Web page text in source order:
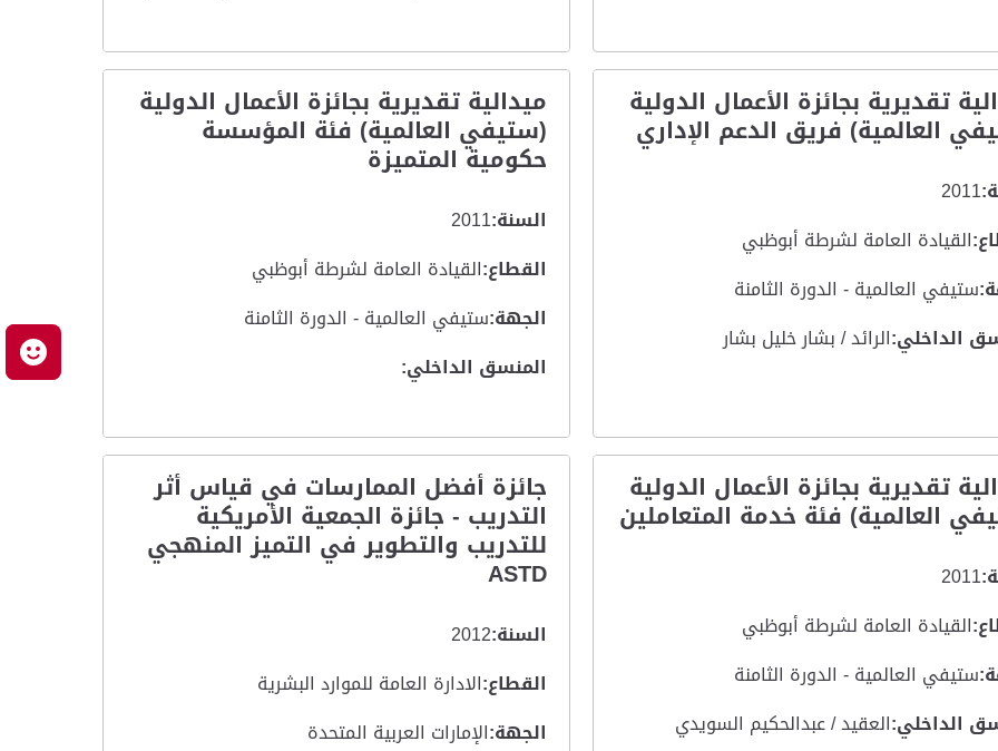
تقديرية بجائزة الأعمال الدولية
العالمية) فريق الدعم الإداري
2011
القيادة العامة لشرطة أبوظبي
ستيفي العالمية - الدورة الثامنة
الداخلي:الرائد / بشار خليل بشار
ميدالية تقديرية بجائزة الأعمال الدولية
(ستيفي العالمية) فئة المؤسسة
حكومية المتميزة
السنة:2011
القطاع:القيادة العامة لشرطة أبوظبي
الجهة:ستيفي العالمية - الدورة الثامنة
المنسق الداخلي:
تقديرية بجائزة الأعمال الدولية
العالمية) فئة خدمة المتعاملين
2011
القيادة العامة لشرطة أبوظبي
ستيفي العالمية - الدورة الثامنة
الداخلي:العقيد / عبدالحكيم السويدي
جائزة أفضل الممارسات في قياس أثر
التدريب - جائزة الجمعية الأمريكية
للتدريب والتطوير في التميز المنهجي
ASTD
السنة:2012
القطاع:الادارة العامة للموارد البشرية
الجهة:الإمارات العربية المتحدة